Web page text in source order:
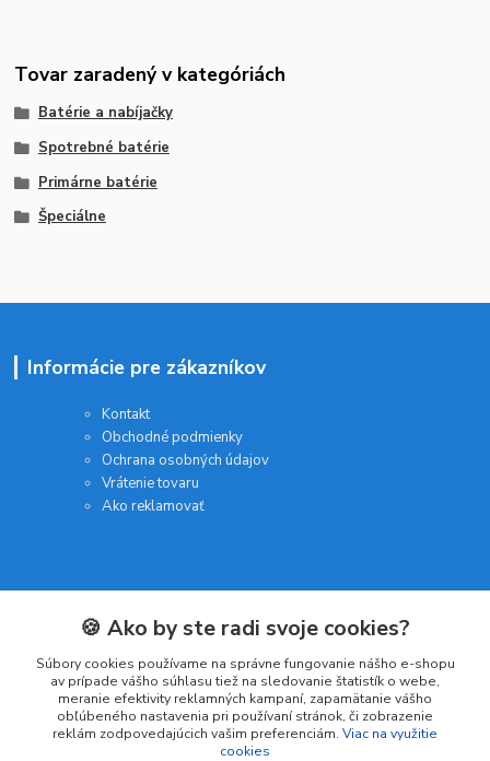
Tovar zaradený v kategóriách
Batérie a nabíjačky
Spotrebné batérie
Primárne batérie
Špeciálne
Informácie pre zákazníkov
Kontakt
Obchodné podmienky
Ochrana osobných údajov
Vrátenie tovaru
Ako reklamovať
Kategórie
Batérie a nabíjačky
Drogéria a kozmetika
Malé domáce spotrebiče
Kancelárske potreby
🍪 Ako by ste radi svoje cookies?
Súbory cookies používame na správne fungovanie nášho e-shopu
av prípade vášho súhlasu tiež na sledovanie štatistík o webe,
meranie efektivity reklamných kampaní, zapamätanie vášho
obľúbeného nastavenia pri používaní stránok, či zobrazenie
reklám zodpovedajúcich vašim preferenciám. Viac na využitie
cookies